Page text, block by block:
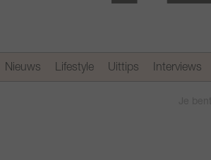
Nieuws Lifestyle Uittips Interviews